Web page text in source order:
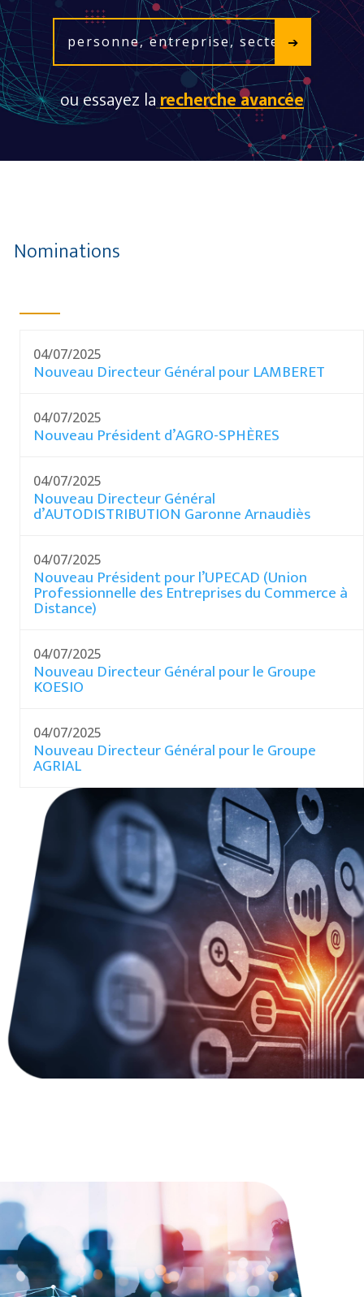
ou essayez larecherche avancée
Nominations
04/07/2025
Nouveau Directeur Général pour LAMBERET
04/07/2025
Nouveau Président d’AGRO-SPHÈRES
04/07/2025
Nouveau Directeur Général
d’AUTODISTRIBUTION Garonne Arnaudiès
04/07/2025
Nouveau Président pour l’UPECAD (Union
Professionnelle des Entreprises du Commerce à
Distance)
04/07/2025
Nouveau Directeur Général pour le Groupe
KOESIO
04/07/2025
Nouveau Directeur Général pour le Groupe
AGRIAL